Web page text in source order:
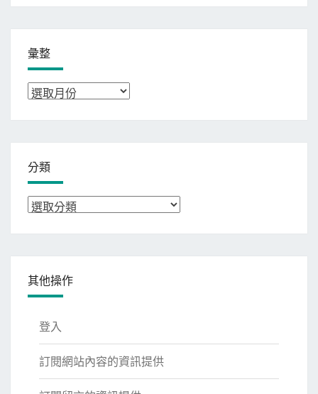
彙整
彙
分類
分
其他操作
登入
訂閱網站內容的資訊提供